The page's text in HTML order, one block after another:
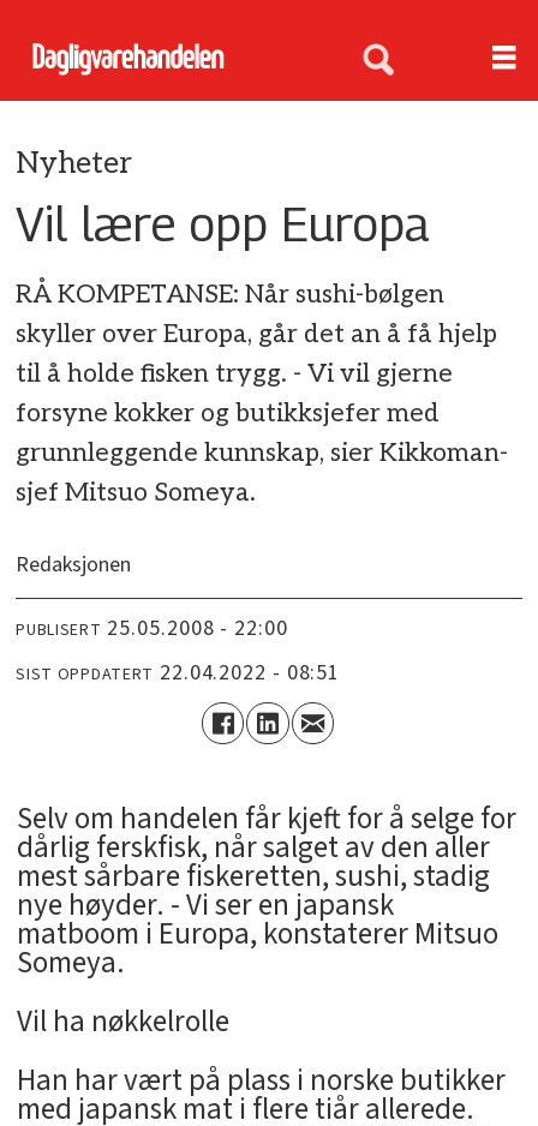
Nyheter
Vil lære opp Europa
RÅ KOMPETANSE: Når sushi-bølgen
skyller over Europa, går det an å få hjelp
til å holde fisken trygg. - Vi vil gjerne
forsyne kokker og butikksjefer med
grunnleggende kunnskap, sier Kikkoman-
sjef Mitsuo Someya.
Redaksjonen
PUBLISERT 25.05.2008 - 22:00
SIST OPPDATERT 22.04.2022 - 08:51
Selv om handelen får kjeft for å selge for
dårlig ferskfisk, når salget av den aller
mest sårbare fiskeretten, sushi, stadig
nye høyder. - Vi ser en japansk
matboom i Europa, konstaterer Mitsuo
Someya.
Vil ha nøkkelrolle
Han har vært på plass i norske butikker
med japansk mat i flere tiår allerede.